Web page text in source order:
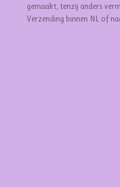
gemaakt, tenzij anders
Verzending binnen NL of